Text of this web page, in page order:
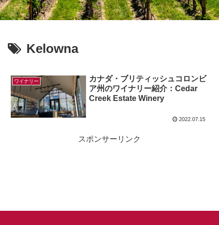
Kelowna
ワイナリー
カナダ・ブリティッシュコロンビ
ア州のワイナリー紹介：Cedar
Creek Estate Winery
2022.07.15
スポンサーリンク